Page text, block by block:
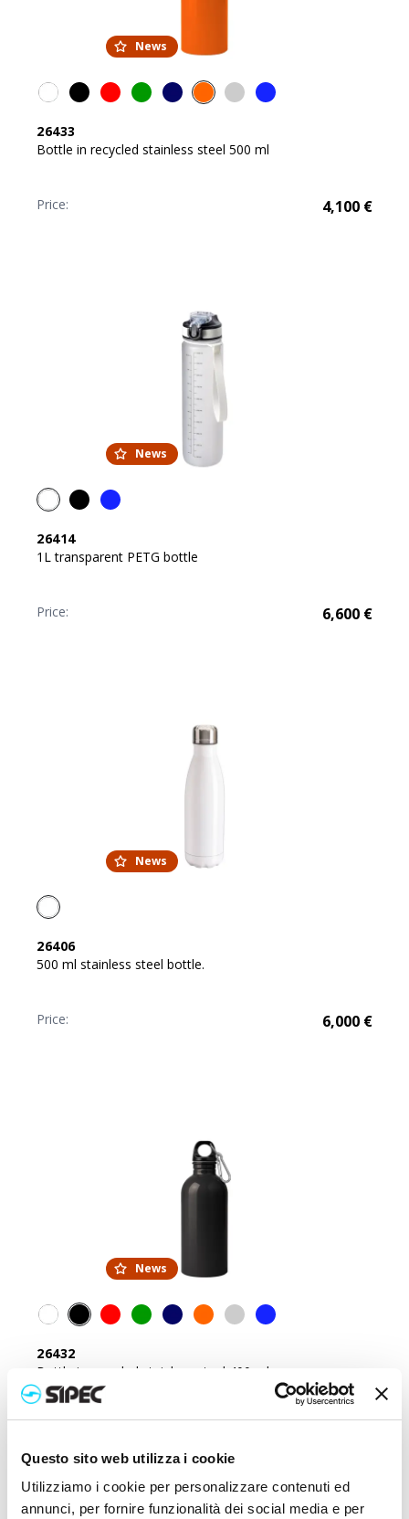
Questo sito web utilizza i cookie
Utilizziamo i cookie per personalizzare contenuti ed
annunci, per fornire funzionalità dei social media e per
News
26433
Bottle in recycled stainless steel 500 ml
Price: 4,100 €
News
26414
1L transparent PETG bottle
Price: 6,600 €
News
26406
500 ml stainless steel bottle.
Price: 6,000 €
News
26432
Bottle in recycled stainless steel 400 ml
Price: